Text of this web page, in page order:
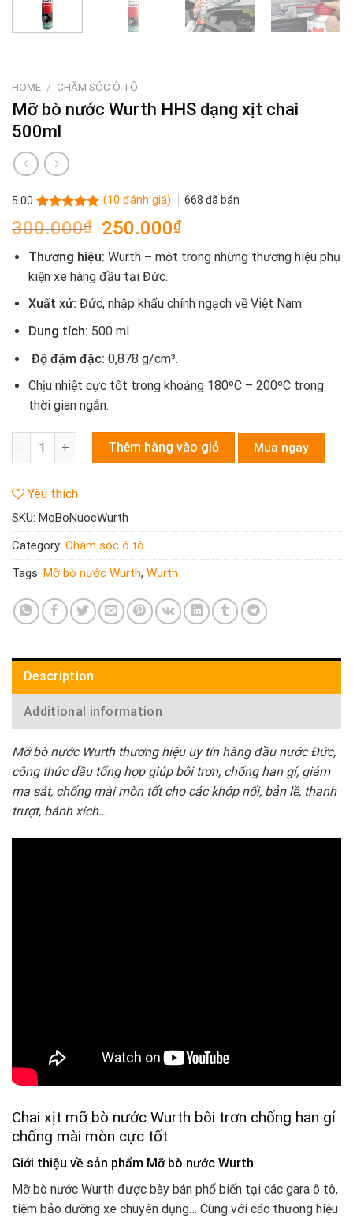
HOME / CHĂM SÓC Ô TÔ
Mỡ bò nước Wurth HHS dạng xịt chai
500ml
5.00
Rated 5.00
out of 5
10
customer
ratings
(10 đánh giá) 668 đã bán
300.000₫
Original
price
was:
300.000₫.
250.000₫Current
price
is:
Thương hiệu: Wurth – một trong những thương hiệu phụ
kiện xe hàng đầu tại Đức.
Xuất xứ: Đức, nhập khẩu chính ngạch về Việt Nam
Dung tích: 500 ml
Độ đậm đặc: 0,878 g/cm³.
Chịu nhiệt cực tốt trong khoảng 180ºC – 200ºC trong
thời gian ngắn.
Mỡ bò nước Wurth HHS dạng xịt chai 500ml quantity
Thêm hàng vào giỏ Mua ngay
Yêu thích
SKU: MoBoNuocWurth
Category: Chăm sóc ô tô
Tags: Mỡ bò nước Wurth, Wurth
Description
Additional information
Mỡ bò nước Wurth thương hiệu uy tín hàng đầu nước Đức,
công thức dầu tổng hợp giúp bôi trơn, chống han gỉ, giảm
ma sát, chống mài mòn tốt cho các khớp nối, bản lề, thanh
trượt, bánh xích…
Chai xịt mỡ bò nước Wurth bôi trơn chống han gỉ
chống mài mòn cực tốt
Giới thiệu về sản phẩm Mỡ bò nước Wurth
Mỡ bò nước Wurth được bày bán phổ biến tại các gara ô tô,
tiệm bảo dưỡng xe chuyên dụng… Cùng với các thương hiệu